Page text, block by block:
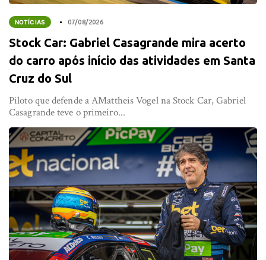
NOTÍCIAS 07/08/2026
Stock Car: Gabriel Casagrande mira acerto
do carro após início das atividades em Santa
Cruz do Sul
Piloto que defende a AMattheis Vogel na Stock Car, Gabriel
Casagrande teve o primeiro...